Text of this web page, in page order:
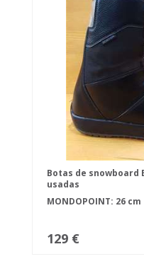
Botas de snowboard
usadas
MONDOPOINT: 26 cm
129 €